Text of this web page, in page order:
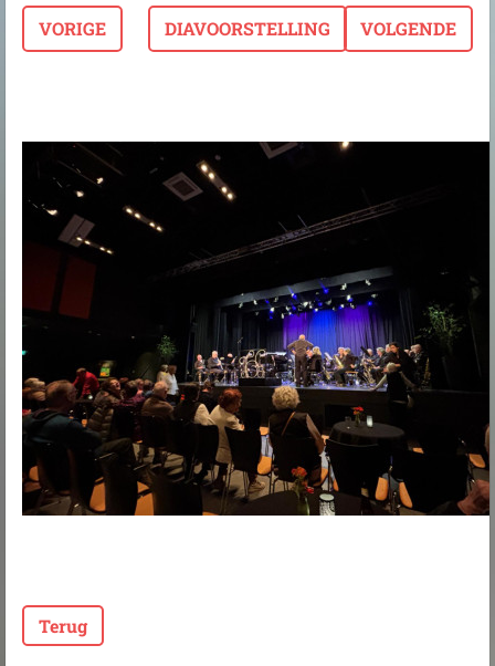
VORIGE DIAVOORSTELLING VOLGENDE
Terug